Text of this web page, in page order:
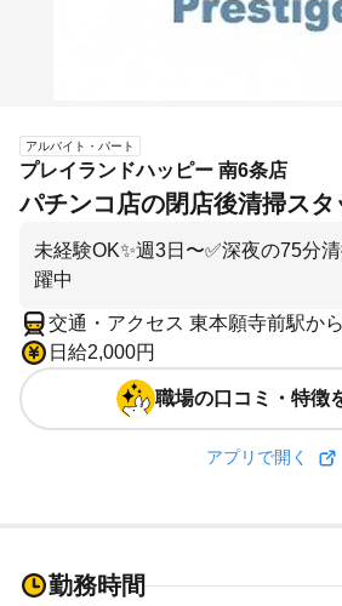
アルバイト・パート
プレイランドハッピー 南6条店
パチンコ店の閉店後清掃スタ
未経験OK✨週3日〜✅深夜の75分
躍中
交通・アクセス 東本願寺前駅か
日給2,000円
職場の口コミ・特徴
アプリで開く
勤務時間